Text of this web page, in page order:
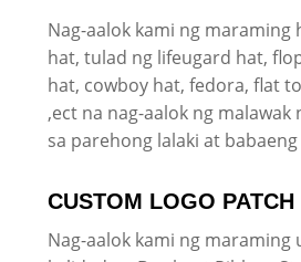
Nag-aalok kami ng maraming
hat, tulad ng lifeugard hat,
hat, cowboy hat, fedora, flat
,ect na nag-aalok ng malawak
sa parehong lalaki at
CUSTOM LOGO PATCH
Nag-aalok kami ng maraming